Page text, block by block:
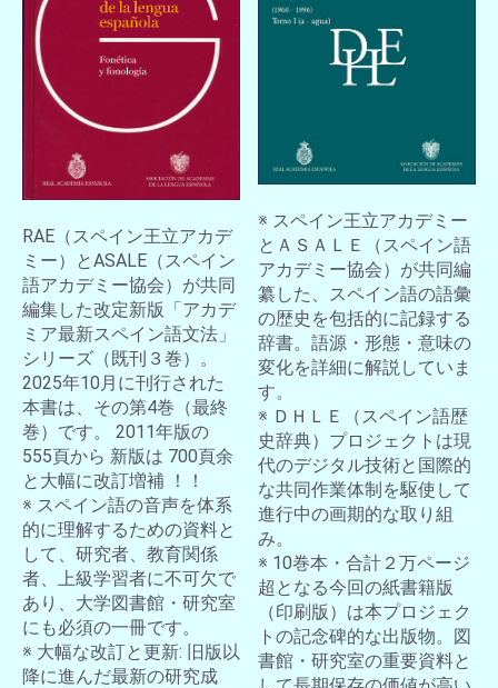
RAE（スペイン王立アカデ
ミー）とASALE（スペイン
語アカデミー協会）が共同
編集した改定新版「アカデ
ミア最新スペイン語文法」
シリーズ（既刊３巻）。
2025年10月に刊行された
本書は、その第4巻（最終
巻）です。 2011年版の
555頁から 新版は 700頁余
と大幅に改訂増補 ！！
※ スペイン語の音声を体系
的に理解するための資料と
して、研究者、教育関係
者、上級学習者に不可欠で
あり、大学図書館・研究室
にも必須の一冊です。
※ 大幅な改訂と更新: 旧版以
降に進んだ最新の研究成
※ スペイン王立アカデミー
とＡＳＡＬＥ（スペイン語
アカデミー協会）が共同編
纂した、スペイン語の語彙
の歴史を包括的に記録する
辞書。語源・形態・意味の
変化を詳細に解説していま
す。
※ ＤＨＬＥ（スペイン語歴
史辞典）プロジェクトは現
代のデジタル技術と国際的
な共同作業体制を駆使して
進行中の画期的な取り組
み。
※ 10巻本・合計２万ページ
超となる今回の紙書籍版
（印刷版）は本プロジェク
トの記念碑的な出版物。図
書館・研究室の重要資料と